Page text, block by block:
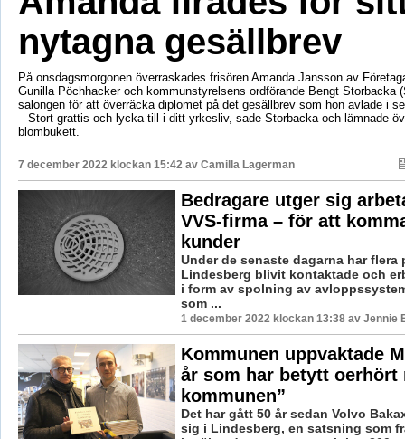
nytagna gesällbrev
På onsdagsmorgonen överraskades frisören Amanda Jansson av
Gunilla Pöchhacker och kommunstyrelsens ordförande Bengt Storbacka
salongen för att överräcka diplomet på det gesällbrev som hon avlade i
– Stort grattis och lycka till i ditt yrkesliv, sade Storbacka och lämnade
blombukett.
7 december 2022 klockan 15:42 av Camilla Lagerman
Bedragare utger sig
VVS-firma – för att
kunder
Under de senaste dagarna har flera
Lindesberg blivit kontaktade och
i form av spolning av
som ...
1 december 2022 klockan 13:38 av Jennie
Kommunen uppvaktade
år som har betytt oerhört
kommunen”
Det har gått 50 år sedan Volvo
sig i Lindesberg, en satsning som